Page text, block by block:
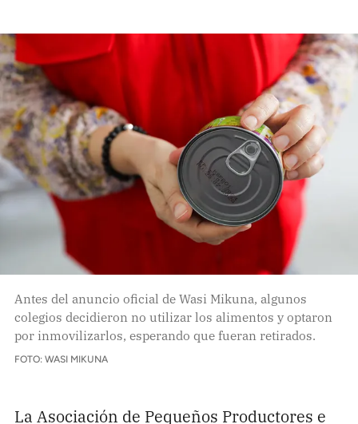
Antes del anuncio oficial de Wasi Mikuna, algunos
colegios decidieron no utilizar los alimentos y optaron
por inmovilizarlos, esperando que fueran retirados.
FOTO: WASI MIKUNA
La Asociación de Pequeños Productores e